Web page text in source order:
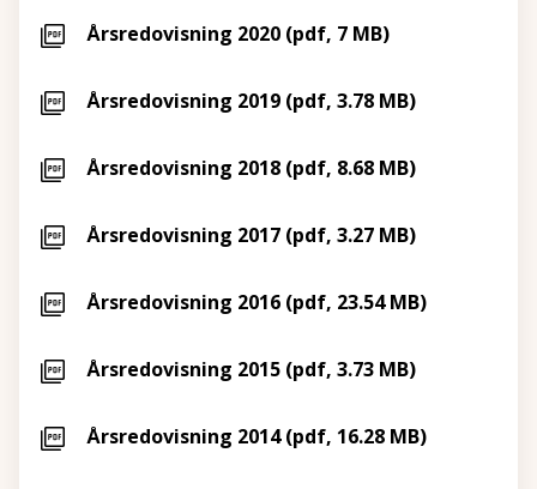
Årsredovisning 2020 (pdf, 7 MB)
Årsredovisning 2019 (pdf, 3.78 MB)
Årsredovisning 2018 (pdf, 8.68 MB)
Årsredovisning 2017 (pdf, 3.27 MB)
Årsredovisning 2016 (pdf, 23.54 MB)
Årsredovisning 2015 (pdf, 3.73 MB)
Årsredovisning 2014 (pdf, 16.28 MB)